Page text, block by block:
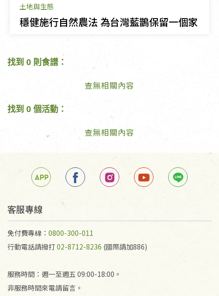
土地與生態
穩健施行自然農法 為台灣藍鵲保留一個家
找到 0 則食譜：
查無相關內容
找到 0 個活動：
查無相關內容
客服專線
免付費專線： 0800-300-011
行動電話請撥打02-8712-8236 (國際請加886)
服務時間：週一至週五 09:00-18:00。
非服務時間來電請留言。